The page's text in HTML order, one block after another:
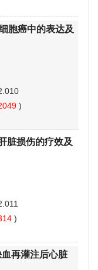
胞癌中的表达及
)
脏损伤的疗效及
)
再灌注后心脏